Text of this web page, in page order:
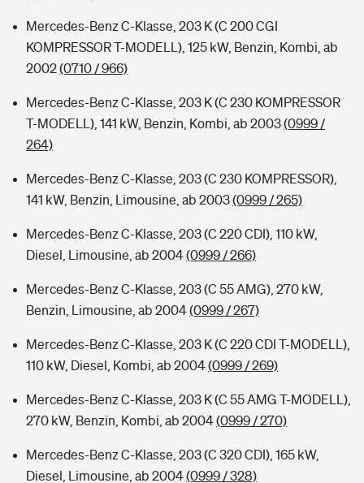
Mercedes-Benz C-Klasse, 203 K (C 200 CGI
KOMPRESSOR T-MODELL), 125 kW, Benzin, Kombi, ab
2002(0710 / 966)
Mercedes-Benz C-Klasse, 203 K (C 230 KOMPRESSOR
T-MODELL), 141 kW, Benzin, Kombi, ab 2003(0999 /
264)
Mercedes-Benz C-Klasse, 203 (C 230 KOMPRESSOR),
141 kW, Benzin, Limousine, ab 2003(0999 / 265)
Mercedes-Benz C-Klasse, 203 (C 220 CDI), 110 kW,
Diesel, Limousine, ab 2004(0999 / 266)
Mercedes-Benz C-Klasse, 203 (C 55 AMG), 270 kW,
Benzin, Limousine, ab 2004(0999 / 267)
Mercedes-Benz C-Klasse, 203 K (C 220 CDI T-MODELL),
110 kW, Diesel, Kombi, ab 2004(0999 / 269)
Mercedes-Benz C-Klasse, 203 K (C 55 AMG T-MODELL),
270 kW, Benzin, Kombi, ab 2004(0999 / 270)
Mercedes-Benz C-Klasse, 203 (C 320 CDI), 165 kW,
Diesel, Limousine, ab 2004(0999 / 328)